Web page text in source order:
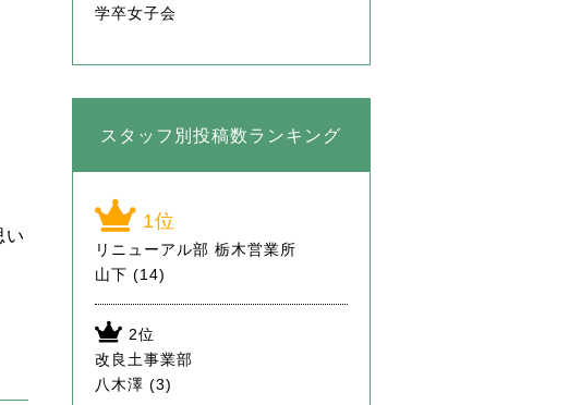
い
学卒女子会
スタッフ別投稿数ランキング
リニューアル部 栃木営業所
山下 (14)
改良土事業部
八木澤 (3)